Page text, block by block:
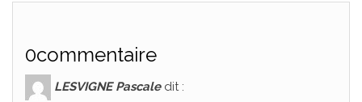
0commentaire
LESVIGNE Pascale dit :